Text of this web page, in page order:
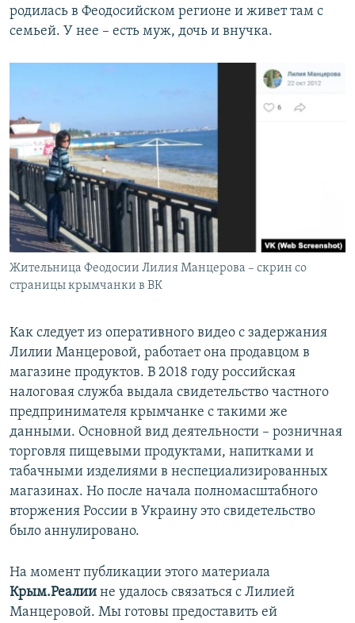
родилась в Феодосийском регионе и живет там с
семьей. У нее – есть муж, дочь и внучка.
Жительница Феодосии Лилия Манцерова – скрин со
страницы крымчанки в ВК
Как следует из оперативного видео с задержания
Лилии Манцеровой, работает она продавцом в
магазине продуктов. В 2018 году российская
налоговая служба выдала свидетельство частного
предпринимателя крымчанке с такими же
данными. Основной вид деятельности – розничная
торговля пищевыми продуктами, напитками и
табачными изделиями в неспециализированных
магазинах. Но после начала полномасштабного
вторжения России в Украину это свидетельство
было аннулировано.
На момент публикации этого материала
Крым.Реалии не удалось связаться с Лилией
Манцеровой. Мы готовы предоставить ей